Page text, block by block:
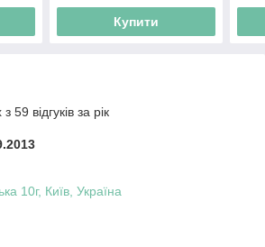
Купити
59 відгуків за рік
10г, Київ, Україна